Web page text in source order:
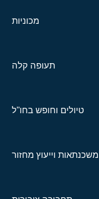
מכוניות
תעופה קלה
טיולים וחופש בחו"ל
משכנתאות וייעוץ מחזור